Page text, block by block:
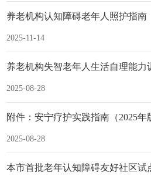
养老机构认知障碍老年人照护指南
2025-11-14
养老机构失智老年人生活自理能力
2025-08-28
附件：安宁疗护实践指南（2025年
2025-08-28
本市首批老年认知障碍友好社区试